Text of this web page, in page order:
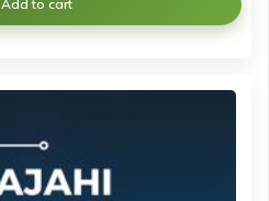
Add to cart